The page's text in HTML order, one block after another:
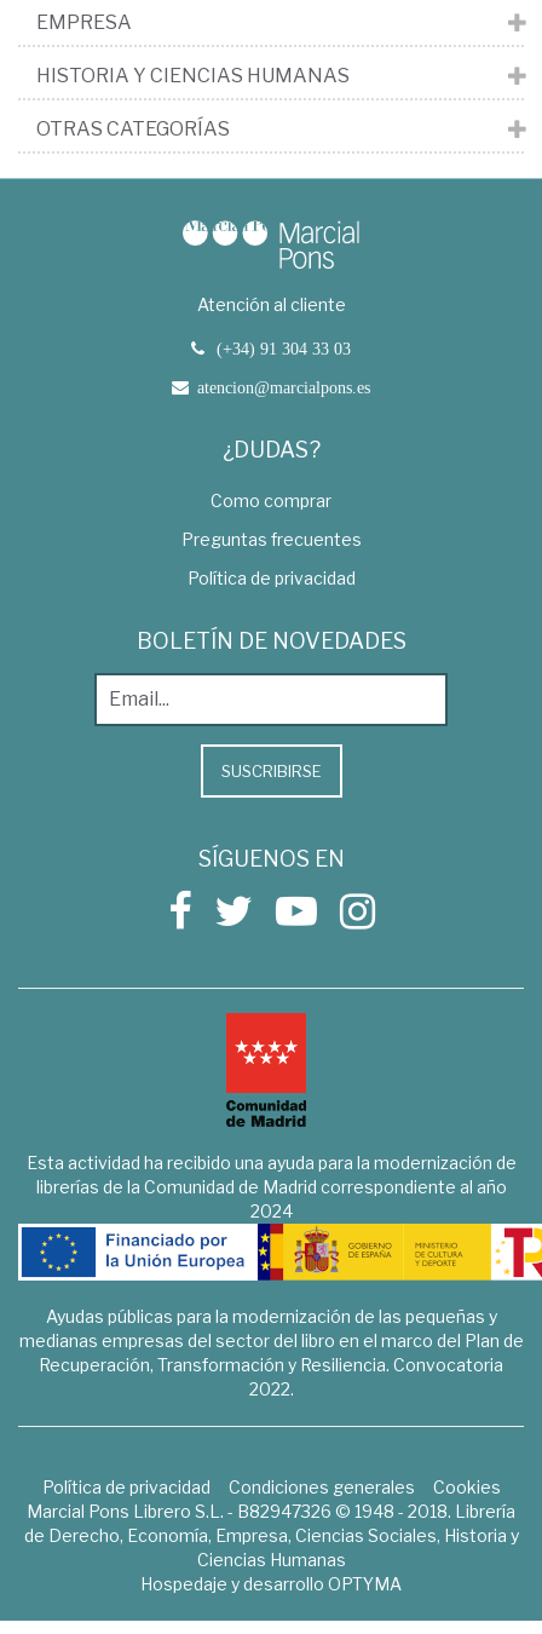
EMPRESA
HISTORIA Y CIENCIAS HUMANAS
OTRAS CATEGORÍAS
Atención al cliente
(+34) 91 304 33 03
atencion@marcialpons.es
¿DUDAS?
Como comprar
Preguntas frecuentes
Política de privacidad
BOLETÍN DE NOVEDADES
SUSCRIBIRSE
SÍGUENOS EN
Esta actividad ha recibido una ayuda para la modernización de
librerías de la Comunidad de Madrid correspondiente al año
2024
Ayudas públicas para la modernización de las pequeñas y
medianas empresas del sector del libro en el marco del Plan de
Recuperación, Transformación y Resiliencia. Convocatoria
2022.
Política de privacidad Condiciones generales
Cookies
Marcial Pons Librero S.L. - B82947326 © 1948 - 2018. Librería
de Derecho, Economía, Empresa, Ciencias Sociales, Historia y
Ciencias Humanas
Hospedaje y desarrollo OPTYMA